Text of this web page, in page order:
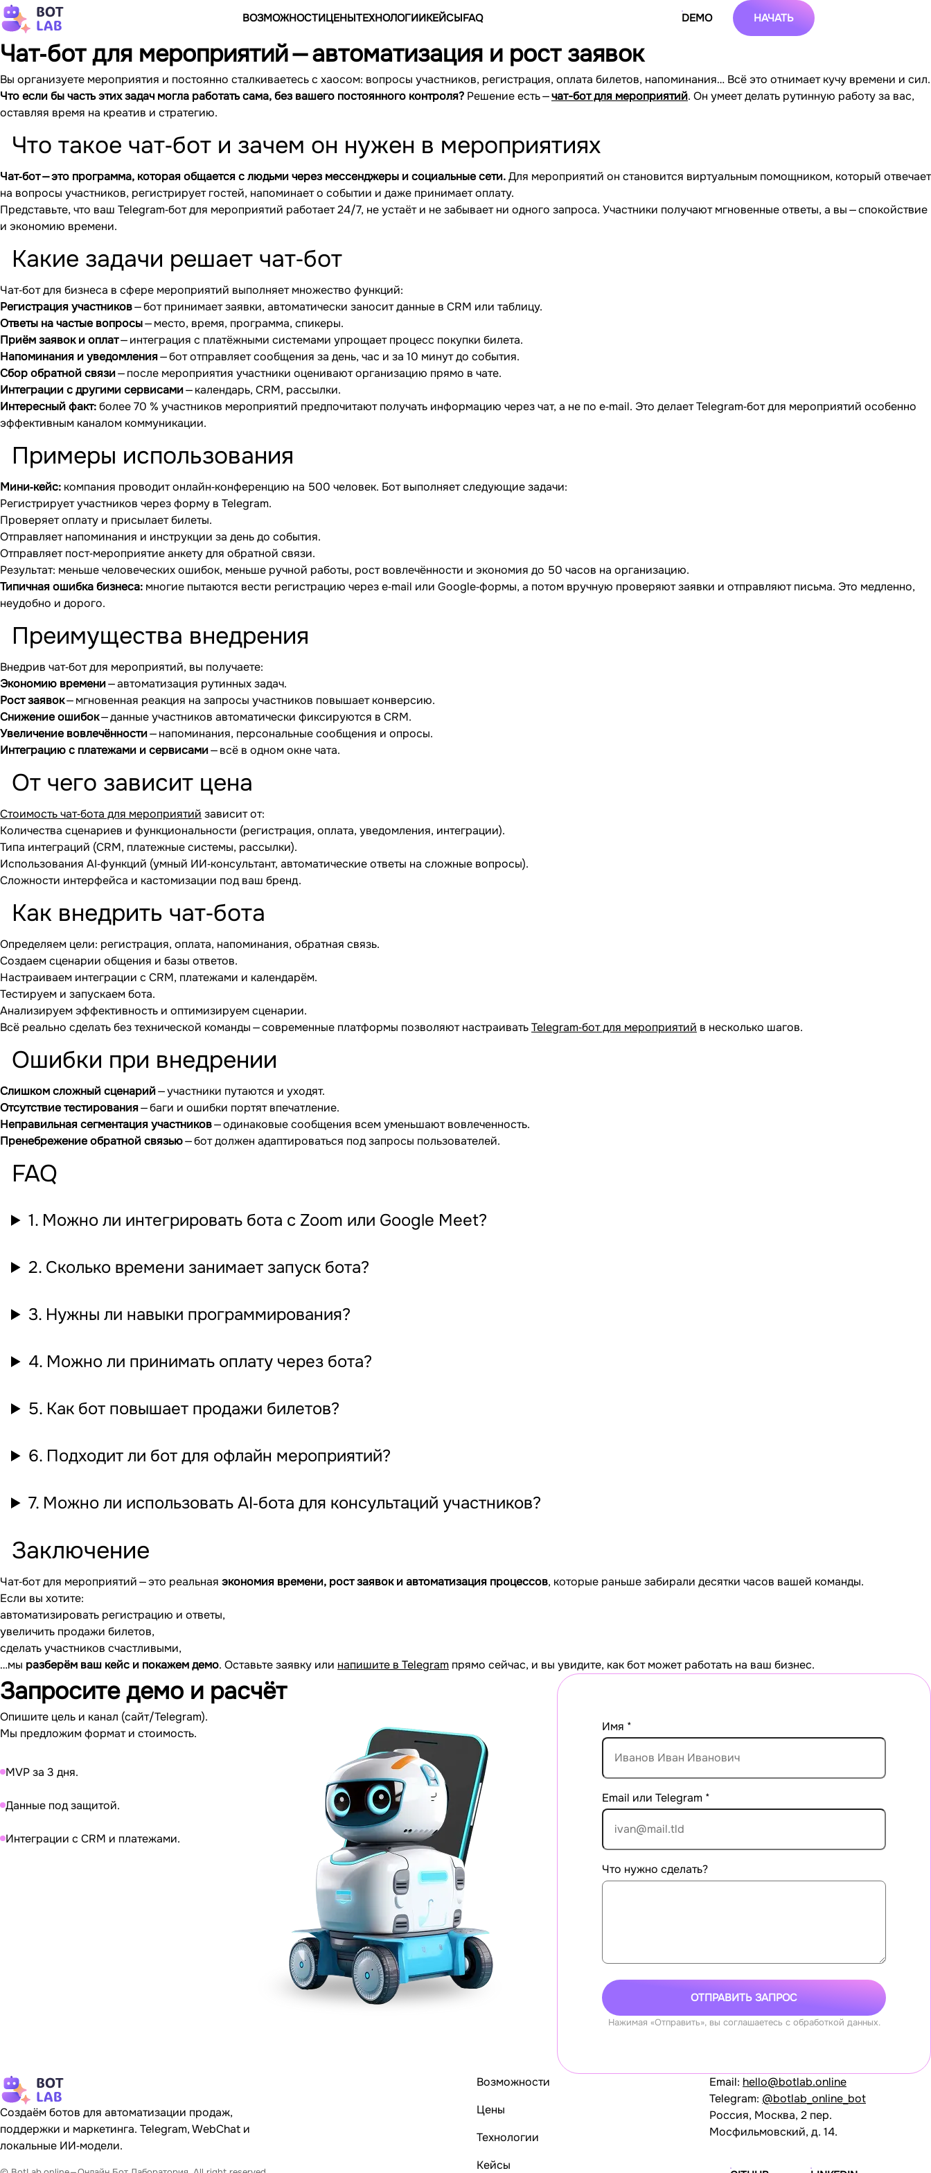
ВОЗМОЖНОСТИЦЕНЫТЕХНОЛОГИИКЕЙСЫFAQ DEMO НАЧАТЬ
Чат‐бот для мероприятий — автоматизация и рост заявок
Вы организуете мероприятия и постоянно сталкиваетесь с хаосом: вопросы участников, регистрация, оплата билетов, напоминания… Всё это отнимает кучу времени и сил.
Что если бы часть этих задач могла работать сама, без вашего постоянного контроля? Решение есть —чат-бот для мероприятий. Он умеет делать рутинную работу за вас,
оставляя время на креатив и стратегию.
Что такое чат‐бот и зачем он нужен в мероприятиях
Чат‐бот — это программа, которая общается с людьми через мессенджеры и социальные сети.Для мероприятий он становится виртуальным помощником, который отвечает
на вопросы участников, регистрирует гостей, напоминает о событии и даже принимает оплату.
Представьте, что ваш Telegram‐бот для мероприятий работает 24/7, не устаёт и не забывает ни одного запроса. Участники получают мгновенные ответы, а вы — спокойствие
и экономию времени.
Какие задачи решает чат‐бот
Чат‐бот для бизнеса в сфере мероприятий выполняет множество функций:
Регистрация участников— бот принимает заявки, автоматически заносит данные в CRM или таблицу.
Ответы на частые вопросы— место, время, программа, спикеры.
Приём заявок и оплат— интеграция с платёжными системами упрощает процесс покупки билета.
Напоминания и уведомления— бот отправляет сообщения за день, час и за 10 минут до события.
Сбор обратной связи— после мероприятия участники оценивают организацию прямо в чате.
Интеграции с другими сервисами— календарь, CRM, рассылки.
Интересный факт:более 70 % участников мероприятий предпочитают получать информацию через чат, а не по e‐mail. Это делает Telegram‐бот для мероприятий особенно
эффективным каналом коммуникации.
Примеры использования
Мини‐кейс: компания проводит онлайн‐конференцию на 500 человек. Бот выполняет следующие задачи:
Регистрирует участников через форму в Telegram.
Проверяет оплату и присылает билеты.
Отправляет напоминания и инструкции за день до события.
Отправляет пост‐мероприятие анкету для обратной связи.
Результат: меньше человеческих ошибок, меньше ручной работы, рост вовлечённости и экономия до 50 часов на организацию.
Типичная ошибка бизнеса: многие пытаются вести регистрацию через e‐mail или Google‐формы, а потом вручную проверяют заявки и отправляют письма. Это медленно,
неудобно и дорого.
Преимущества внедрения
Внедрив чат‐бот для мероприятий, вы получаете:
Экономию времени— автоматизация рутинных задач.
Рост заявок— мгновенная реакция на запросы участников повышает конверсию.
Снижение ошибок— данные участников автоматически фиксируются в CRM.
Увеличение вовлечённости— напоминания, персональные сообщения и опросы.
Интеграцию с платежами и сервисами— всё в одном окне чата.
От чего зависит цена
Стоимость чат‐бота для мероприятий зависит от:
Количества сценариев и функциональности (регистрация, оплата, уведомления, интеграции).
Типа интеграций (CRM, платежные системы, рассылки).
Использования AI‐функций (умный ИИ‐консультант, автоматические ответы на сложные вопросы).
Сложности интерфейса и кастомизации под ваш бренд.
Как внедрить чат‐бота
Определяем цели: регистрация, оплата, напоминания, обратная связь.
Создаем сценарии общения и базы ответов.
Настраиваем интеграции с CRM, платежами и календарём.
Тестируем и запускаем бота.
Анализируем эффективность и оптимизируем сценарии.
Всё реально сделать без технической команды — современные платформы позволяют настраиватьTelegram‐бот для мероприятий в несколько шагов.
Ошибки при внедрении
Слишком сложный сценарий— участники путаются и уходят.
Отсутствие тестирования— баги и ошибки портят впечатление.
Неправильная сегментация участников— одинаковые сообщения всем уменьшают вовлеченность.
Пренебрежение обратной связью— бот должен адаптироваться под запросы пользователей.
FAQ
1. Можно ли интегрировать бота с Zoom или Google Meet?
2. Сколько времени занимает запуск бота?
3. Нужны ли навыки программирования?
4. Можно ли принимать оплату через бота?
5. Как бот повышает продажи билетов?
6. Подходит ли бот для офлайн мероприятий?
7. Можно ли использовать AI‐бота для консультаций участников?
Заключение
Чат‐бот для мероприятий — это реальная экономия времени, рост заявок и автоматизация процессов, которые раньше забирали десятки часов вашей команды.
Если вы хотите:
автоматизировать регистрацию и ответы,
увеличить продажи билетов,
сделать участников счастливыми,
…мы разберём ваш кейс и покажем демо. Оставьте заявку или напишите в Telegram прямо сейчас, и вы увидите, как бот может работать на ваш бизнес.
Запроситедемо и расчёт
Опишите цель и канал (сайт/Telegram).
Мы предложим формат и стоимость.
MVP за 3 дня.
Данные под защитой.
Интеграции с CRM и платежами.
Имя *
Email или Telegram *
Что нужно сделать?
Нажимая «Отправить», вы соглашаетесь с обработкой данных.
ОТПРАВИТЬ ЗАПРОС
Создаём ботов для автоматизации продаж,
поддержки и маркетинга. Telegram, WebChat и
локальные ИИ‐модели.
Возможности
Цены
Технологии
Кейсы
Email: hello@botlab.online
Telegram: @botlab_online_bot
Россия, Москва, 2 пер.
Мосфильмовский, д. 14.